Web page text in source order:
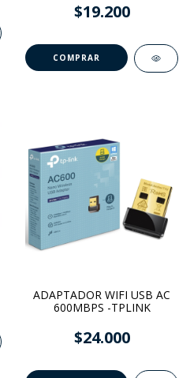
$19.200
ADAPTADOR WIFI USB AC
600MBPS -TPLINK
$24.000